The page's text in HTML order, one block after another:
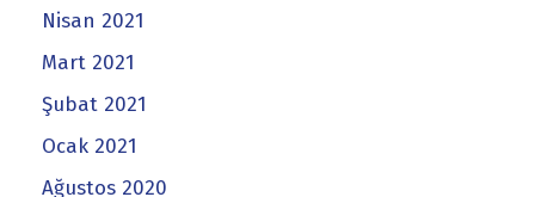
Nisan 2021
Mart 2021
Şubat 2021
Ocak 2021
Ağustos 2020